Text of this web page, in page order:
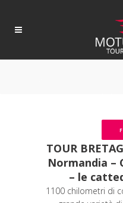
TOUR
Normandia –
– le
1100 chilometri di